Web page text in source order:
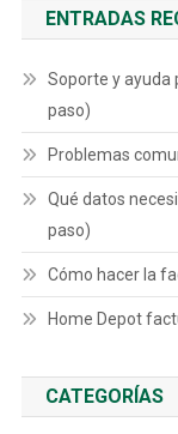
ENTRADAS
Soporte y ayuda
paso)
Problemas
Qué datos
paso)
Cómo hacer la
Home Depot
CATEGORÍAS